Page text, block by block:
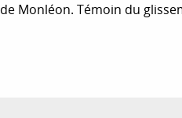
Monléon. Témoin du